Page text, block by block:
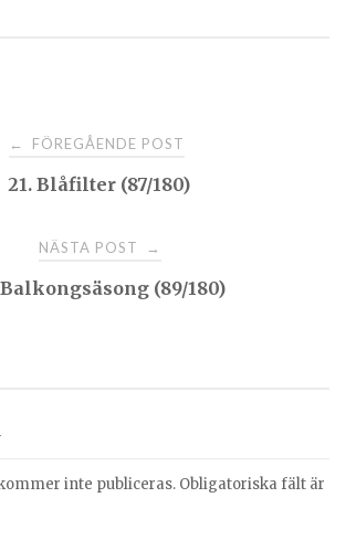
← FÖREGÅENDE POST
21. Blåfilter (87/180)
NÄSTA POST →
Balkongsäsong (89/180)
inte publiceras. Obligatoriska fält är